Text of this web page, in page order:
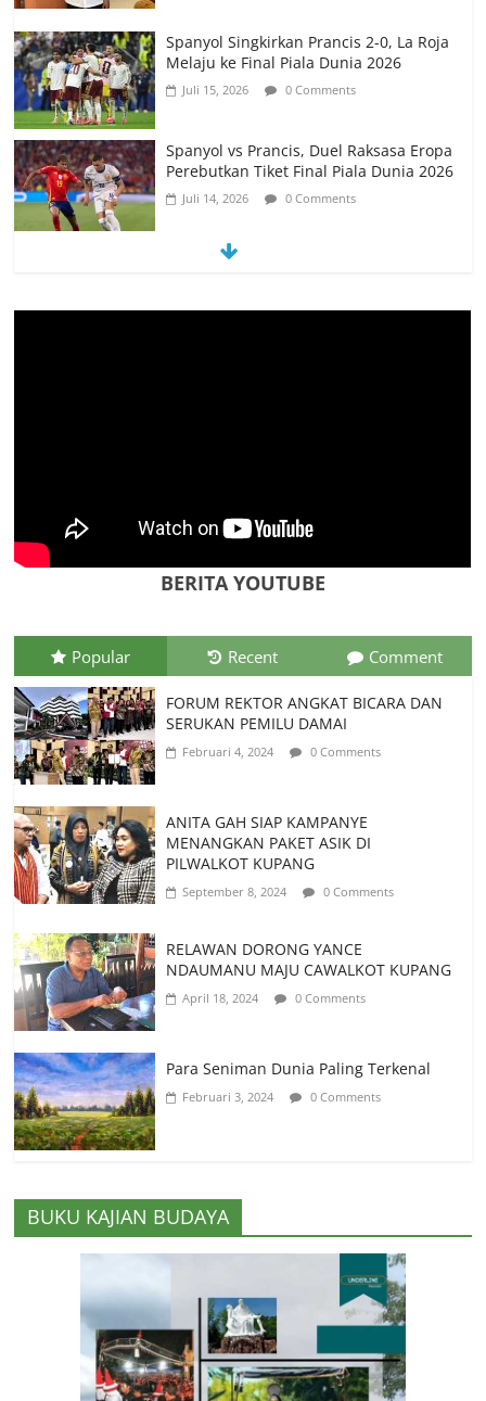
Spanyol Singkirkan Prancis 2-0, La Roja
Melaju ke Final Piala Dunia 2026
Juli 15, 2026 0 Comments
Spanyol vs Prancis, Duel Raksasa Eropa
Perebutkan Tiket Final Piala Dunia 2026
Juli 14, 2026 0 Comments
Memanfaatkan Artificial Intelligence
“Loce” di Manggarai Barat, Diusulkan
Jadi Warisan Budaya Takbenda
Juli 26, 2026 0 Comments
BERITA YOUTUBE
Popular Recent Comment
FORUM REKTOR ANGKAT BICARA DAN
SERUKAN PEMILU DAMAI
Februari 4, 2024 0 Comments
ANITA GAH SIAP KAMPANYE
MENANGKAN PAKET ASIK DI
PILWALKOT KUPANG
September 8, 2024 0 Comments
RELAWAN DORONG YANCE
NDAUMANU MAJU CAWALKOT KUPANG
April 18, 2024 0 Comments
Para Seniman Dunia Paling Terkenal
Februari 3, 2024 0 Comments
BUKU KAJIAN BUDAYA